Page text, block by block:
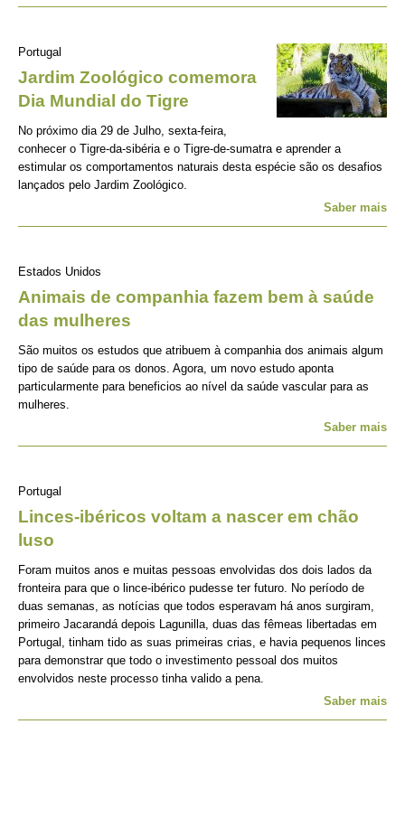
Portugal
Jardim Zoológico comemora
Dia Mundial do Tigre
No próximo dia 29 de Julho, sexta-feira,
conhecer o Tigre-da-sibéria e o Tigre-de-sumatra e aprender a
estimular os comportamentos naturais desta espécie são os desafios
lançados pelo Jardim Zoológico.
Saber mais
Estados Unidos
Animais de companhia fazem bem à saúde
das mulheres
São muitos os estudos que atribuem à companhia dos animais algum
tipo de saúde para os donos. Agora, um novo estudo aponta
particularmente para beneficios ao nível da saúde vascular para as
mulheres.
Saber mais
Portugal
Linces-ibéricos voltam a nascer em chão
luso
Foram muitos anos e muitas pessoas envolvidas dos dois lados da
fronteira para que o lince-ibérico pudesse ter futuro. No período de
duas semanas, as notícias que todos esperavam há anos surgiram,
primeiro Jacarandá depois Lagunilla, duas das fêmeas libertadas em
Portugal, tinham tido as suas primeiras crias, e havia pequenos linces
para demonstrar que todo o investimento pessoal dos muitos
envolvidos neste processo tinha valido a pena.
Saber mais